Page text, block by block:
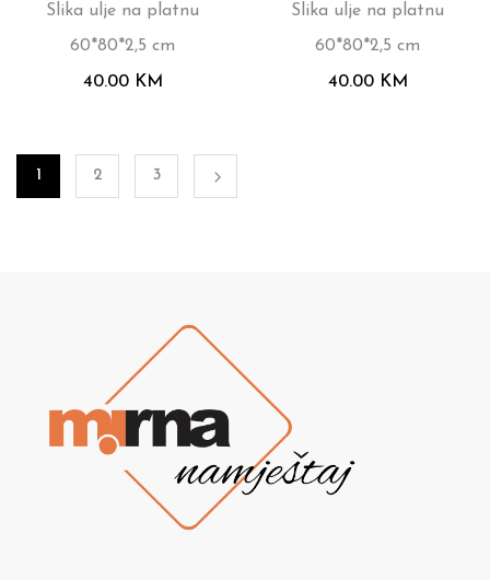
Slika ulje na platnu
60*80*2,5 cm
40.00 KM
Slika ulje na platnu
60*80*2,5 cm
40.00 KM
1 2 3